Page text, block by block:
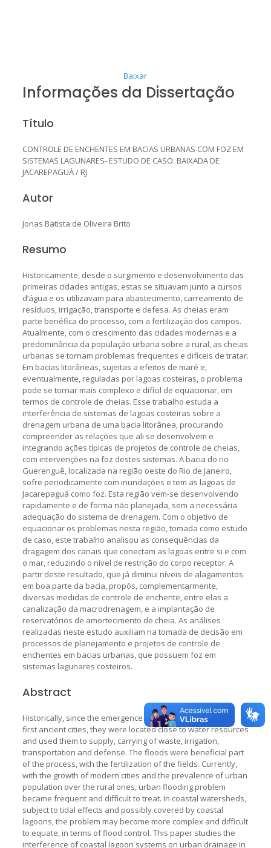
Baixar
Informações da Dissertação
Título
CONTROLE DE ENCHENTES EM BACIAS URBANAS COM FOZ EM
SISTEMAS LAGUNARES- ESTUDO DE CASO: BAIXADA DE
JACAREPAGUÁ / RJ
Autor
Jonas Batista de Oliveira Brito
Resumo
Historicamente, desde o surgimento e desenvolvimento das
primeiras cidades antigas, estas se situavam junto a cursos
d’água e os utilizavam para abastecimento, carreamento de
resíduos, irrigação, transporte e defesa. As cheias eram
parte benéfica do processo, com a fertilização dos campos.
Atualmente, com o crescimento das cidades modernas e a
predominância da população urbana sobre a rural, as cheias
urbanas se tornam problemas frequentes e difíceis de tratar.
Em bacias litorâneas, sujeitas a efeitos de maré e,
eventualmente, reguladas por lagoas costeiras, o problema
pode se tornar mais complexo e difícil de equacionar, em
termos de controle de cheias. Esse trabalho estuda a
interferência de sistemas de lagoas costeiras sobre a
drenagem urbana de uma bacia litorânea, procurando
compreender as relações que ali se desenvolvem e
integrando ações típicas de projetos de controle de cheias,
com intervenções na foz destes sistemas. A bacia do rio
Guerenguê, localizada na região oeste do Rio de Janeiro,
sofre periodicamente com inundações e tem as lagoas de
Jacarepaguá como foz. Esta região vem-se desenvolvendo
rapidamente e de forma não planejada, sem a necessária
adequação do sistema de drenagem. Com o objetivo de
equacionar os problemas nesta região, tomada como estudo
de caso, este trabalho analisou as consequências da
dragagem dos canais que conectam as lagoas entre si e com
o mar, reduzindo o nível de restrição do corpo receptor. A
partir deste resultado, que já diminui níveis de alagamentos
em boa parte da bacia, propôs, complementarmente,
diversas medidas de controle de enchente, entre elas a
canalização da macrodrenagem, e a implantação de
reservatórios de amortecimento de cheia. As análises
realizadas neste estudo auxiliam na tomada de decisão em
processos de planejamento e projetos de controle de
enchentes em bacias urbanas, que possuem foz em
sistemas lagunares costeiros.
Abstract
Historically, since the emergence and development of the
first ancient cities, they were located close to water resources
and used them to supply, carrying of waste, irrigation,
transportation and defense. The floods were beneficial part
of the process, with the fertilization of the fields. Currently,
with the growth of modern cities and the prevalence of urban
population over the rural ones, urban flooding problem
became frequent and difficult to treat. In coastal watersheds,
subject to tidal effects and possibly covered by coastal
lagoons, the problem may become more complex and difficult
to equate, in terms of flood control. This paper studies the
interference of coastal lagoon systems on urban drainage in